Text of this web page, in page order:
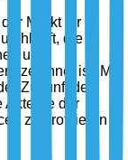
Markt für
die
und
ist. Mit
Zukunft der
Akteure der
zu profitieren